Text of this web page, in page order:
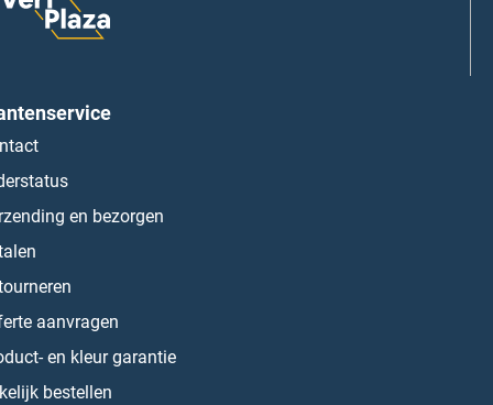
en bezorgen
aanvragen
en kleur garantie
bestellen